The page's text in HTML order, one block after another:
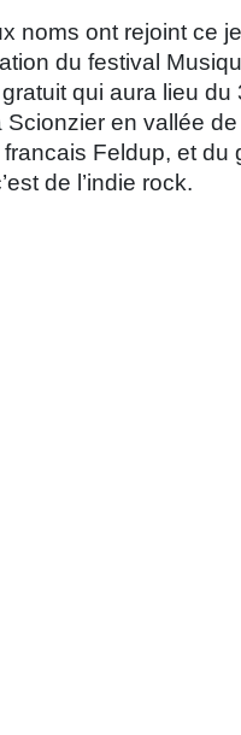
noms ont rejoint ce
du festival
qui aura lieu du
en vallée de
Feldup, et du
de l’indie rock.